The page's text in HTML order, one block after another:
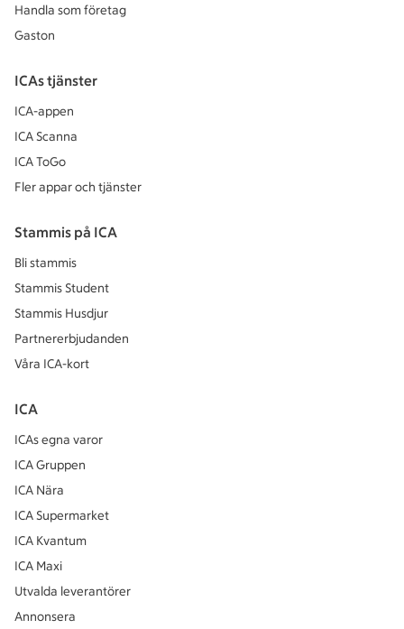
Handla som företag
Gaston
ICAs tjänster
ICA-appen
ICA Scanna
ICA ToGo
Fler appar och tjänster
Stammis på ICA
Bli stammis
Stammis Student
Stammis Husdjur
Partnererbjudanden
Våra ICA-kort
ICA
ICAs egna varor
ICA Gruppen
ICA Nära
ICA Supermarket
ICA Kvantum
ICA Maxi
Utvalda leverantörer
Annonsera